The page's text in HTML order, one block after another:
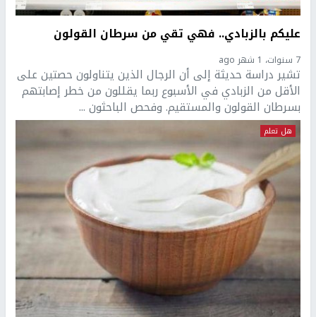
عليكم بالزبادي.. فهي تقي من سرطان القولون
7 سنوات، 1 شهر ago
تشير دراسة حديثة إلى أن الرجال الذين يتناولون حصتين على
الأقل من الزبادي في الأسبوع ربما يقللون من خطر إصابتهم
بسرطان القولون والمستقيم. وفحص الباحثون ...
هل تعلم